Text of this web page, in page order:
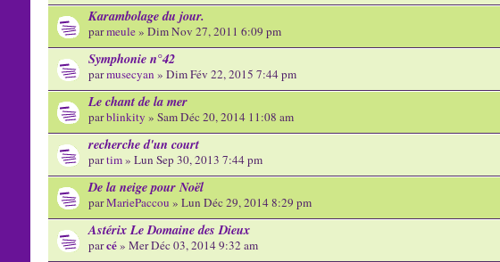
Karambolage du jour.
parmeule» Dim Nov 27, 2011 6:09 pm
Symphonie n°42
parmusecyan » Dim Fév 22, 2015 7:44 pm
Le chant de la mer
parblinkity » Sam Déc 20, 2014 11:08 am
recherche d'un court
partim» Lun Sep 30, 2013 7:44 pm
De la neige pour Noël
parMariePaccou » Lun Déc 29, 2014 8:29 pm
Astérix Le Domaine des Dieux
parcé» Mer Déc 03, 2014 9:32 am